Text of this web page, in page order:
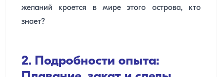
желаний кроется в мире этого острова, кто
знает?
2. Подробности опыта: